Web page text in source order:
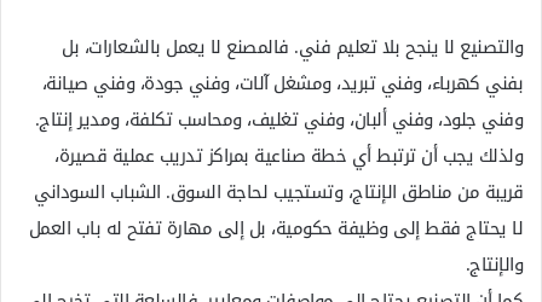
والتصنيع لا ينجح بلا تعليم فني. فالمصنع لا يعمل بالشعارات، بل
بفني كهرباء، وفني تبريد، ومشغل آلات، وفني جودة، وفني صيانة،
وفني جلود، وفني ألبان، وفني تغليف، ومحاسب تكلفة، ومدير إنتاج.
ولذلك يجب أن ترتبط أي خطة صناعية بمراكز تدريب عملية قصيرة،
قريبة من مناطق الإنتاج، وتستجيب لحاجة السوق. الشباب السوداني
لا يحتاج فقط إلى وظيفة حكومية، بل إلى مهارة تفتح له باب العمل
والإنتاج.